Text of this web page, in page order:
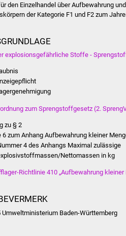
den Einzelhandel über Aufbewahrung
der Kategorie F1 und F2 zum
explosionsgefährliche Stoffe -
zum Sprengstoffgesetz (2.
zu § 2
6 zum Anhang Aufbewahrung kleiner
4 des Anhangs Maximal zulässige
Nettomassen in kg
Richtlinie 410 „Aufbewahrung kleiner
Umweltministerium Baden-Württemberg